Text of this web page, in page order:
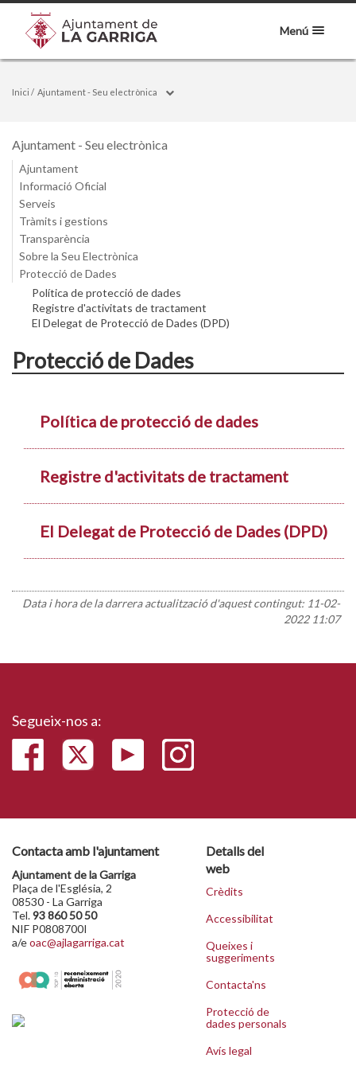
Menú
Inici / Ajuntament - Seu electrònica
Ajuntament - Seu electrònica
Ajuntament
Informació Oficial
Serveis
Tràmits i gestions
Transparència
Sobre la Seu Electrònica
Protecció de Dades
Política de protecció de dades
Registre d'activitats de tractament
El Delegat de Protecció de Dades (DPD)
Protecció de Dades
Política de protecció de dades
Registre d'activitats de tractament
El Delegat de Protecció de Dades (DPD)
Data i hora de la darrera actualització d'aquest contingut: 11-02-
2022 11:07
Segueix-nos a:
Contacta amb l'ajuntament
Ajuntament de la Garriga
Plaça de l'Església, 2
08530 - La Garriga
Tel.93 860 50 50
NIF P0808700I
a/eoac@ajlagarriga.cat
Detalls del
web
Crèdits
Accessibilitat
Queixes i
suggeriments
Contacta'ns
Protecció de
dades personals
Avís legal